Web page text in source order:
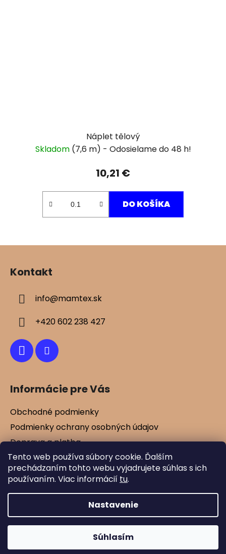
Tento web používa súbory cookie. Ďalším
prechádzaním tohto webu vyjadrujete súhlas s ich
používaním. Viac informácií tu.
Nastavenie
Súhlasím
Náplet tělový
Skladom (7,6 m)
10,21 €
DO KOŠÍKA
Z
Kontakt
info@mamtex.sk
+420 602 238 427
Informácie pre Vás
Obchodné podmienky
Podmienky ochrany osobných údajov
Doprava a platba
Kontakty
Vernostné zľavy
Vytvoril Shoptet
Mamtex.sk
vyhradené.